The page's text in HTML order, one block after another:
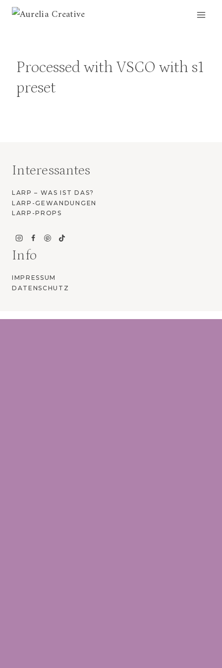
Zum
Processed with VSCO with s1
preset
Interessantes
LARP – WAS IST DAS?
LARP-GEWANDUNGEN
LARP-PROPS
Info
IMPRESSUM
DATENSCHUTZ